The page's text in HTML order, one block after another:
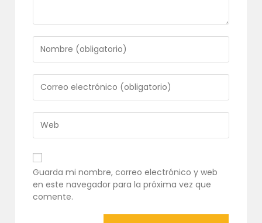
tu
nombre
o
nombre
de
usuario
para
comentar
tu
dirección
de
correo
electrónico
para
comentar
URL
de
tu
web
(opcional)
Guarda mi nombre, correo electrónico y web
en este navegador para la próxima vez que
comente.